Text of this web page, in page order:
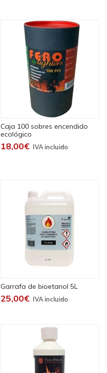
Caja 100 sobres encendido
ecológico
18,00€
Garrafa de bioetanol 5L
25,00€